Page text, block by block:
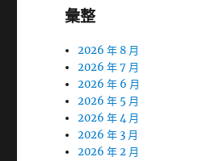
彙整
2026 年 8 月
2026 年 7 月
2026 年 6 月
2026 年 5 月
2026 年 4 月
2026 年 3 月
2026 年 2 月